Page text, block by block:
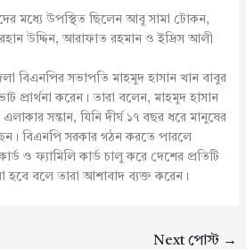
মধ্যে উপস্থিত ছিলেন আবু সামা টোকন,
উদ্দিন, আরাফাত রহমান ও ইদ্রিস আলী
বিএনপির সভাপতি মাহমুদ হাসান খান বাবুর
প্রার্থনা করেন। তারা বলেন, মাহমুদ হাসান
সন্তান, যিনি দীর্ঘ ১৭ বছর ধরে মানুষের
বিএনপি সরকার গঠন করতে পারলে
ও ফ্যামিলি কার্ড চালু করে দেশের প্রতিটি
বলে তারা আশাবাদ ব্যক্ত করেন।
Next পোস্ট →